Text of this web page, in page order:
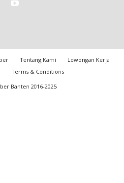
Tentang Kami
Lowongan Kerja
Terms & Conditions
Banten 2016-2025